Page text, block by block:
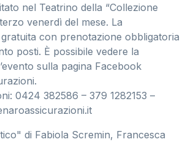
nel Teatrino della “Collezione
venerdì del mese. La
con prenotazione obbligatoria
posti. È possibile vedere la
sulla pagina Facebook
0424 382586 – 379 1282153 –
di Fabiola Scremin, Francesca